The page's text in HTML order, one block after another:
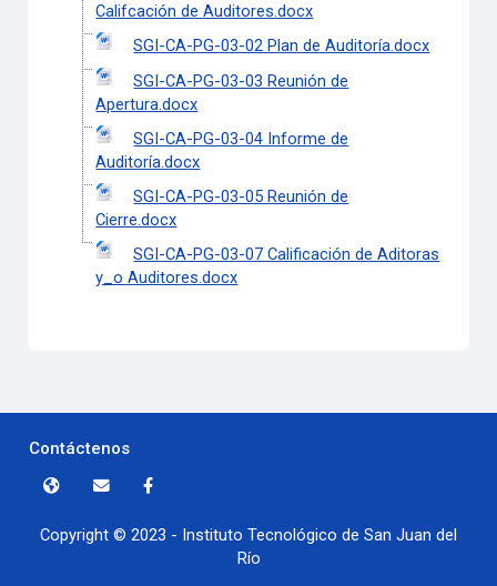
Califcación de Auditores.docx
SGI-CA-PG-03-02 Plan de Auditoría.docx
SGI-CA-PG-03-03 Reunión de
Apertura.docx
SGI-CA-PG-03-04 Informe de
Auditoría.docx
SGI-CA-PG-03-05 Reunión de
Cierre.docx
SGI-CA-PG-03-07 Calificación de Aditoras
y_o Auditores.docx
Contáctenos
Copyright © 2023 - Instituto Tecnológico de San Juan del
Río